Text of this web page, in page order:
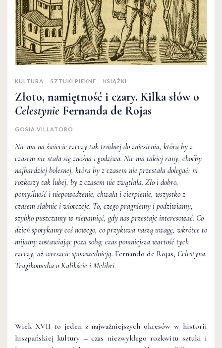
KULTURA SZTUKI PIĘKNE KSIĄŻKI
Złoto, namiętność i czary. Kilka słów o
Celestynie Fernanda de Rojas
GOSIA VILLATORO
Nie ma na świecie rzeczy tak trudnej do zniesienia, która by z
czasem nie stała się znośna i godziwa. Nie ma takiej rany, choćby
najbardziej bolesnej, która by z czasem nie przestała dolegać; ni
rozkoszy tak lubej, by z czasem nie zwątlała. Zło i dobro,
pomyślność i niepowodzenie, chwała i cierpienie, wszystko z
czasem słabnie i wiotczeje. To, czego pragniemy i podziwiamy,
szybko puszczamy w niepamięć, gdy nas przestaje interesować. Co
dzień spotykamy coś nowego, co przykuwa naszą uwagę, wkrótce to
mijamy zostawiając poza sobą; czas pomniejsza wartość tych
rzeczy, aż wreszcie spowszednieją. Fernando de Rojas, Celestyna.
Tragikomedia o Kalikście i Melibei
Wiek XVII to jeden z najważniejszych okresów w historii
hiszpańskiej kultury – czas niezwykłego rozkwitu sztuki i